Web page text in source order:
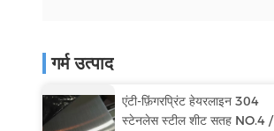
गर्म उत्पाद
एंटी-फ़िंगरप्रिंट हेयरलाइन 304
स्टेनलेस स्टील शीट सतह NO.4 /